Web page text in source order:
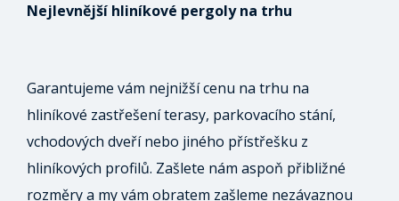
Nejlevnější hliníkové pergoly na trhu
Garantujeme vám nejnižší cenu na trhu na
hliníkové zastřešení terasy, parkovacího stání,
vchodových dveří nebo jiného přístřešku z
hliníkových profilů. Zašlete nám aspoň přibližné
rozměry a my vám obratem zašleme nezávaznou